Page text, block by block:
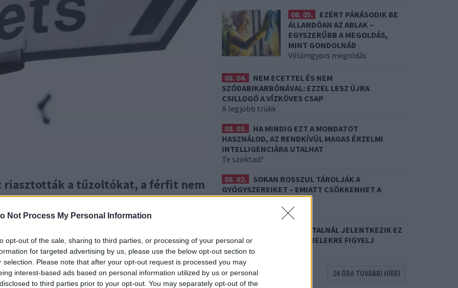
Not Process My Personal Information
opt-out of the sale, sharing to third parties, or processing of your personal or
for targeted advertising by us, please use the below opt-out section to
selection. Please note that after your opt-out request is processed you may
interest-based ads based on personal information utilized by us or personal
to third parties prior to your opt-out. You may separately opt-out of the
riasztották a tűzoltókat, a férfit nem
08. 05.
EZÉRT PÁRÁSODIK BE
ÁLLANDÓAN AZ ABLAK –
EGYSZERŰBB A MEGOLDÁS,
MINT GONDOLNÁD
Villámgyors megoldás
08. 04.
NEM ECETTEL ÉS NEM
SZÓDABIKARBÓNÁVAL: EZZEL LESZ ÚJRA
CSILLOGÓ A VÍZKÖVES CSAP
A legjobb trükk
08. 03.
HA MINDIG EZT A MONDATOT
HASZNÁLOD, AZ RENDKÍVÜL MAGAS ÉRZELMI
INTELLIGENCIÁRA UTALHAT
Te szoktad?
08. 02.
SOKAN ROSSZUL TÁROLJÁK A
GYÓGYSZEREIKET – EMIATT CSÖKKENHET A
HATÁSUK
Érdemes odafigyelni rá
EGYRE TÖBB FIATALNÁL JELENTKEZIK EZ
A VITAMINHIÁNY – ILYEN JELEKRE FIGYELJ
Erre figyelj!
24 ÓRA TOVÁBBI HÍREI